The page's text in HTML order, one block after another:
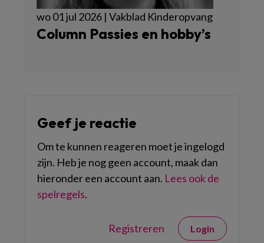
wo 01 jul 2026 | Vakblad Kinderopvang
Column Passies en hobby’s
Geef je reactie
Om te kunnen reageren moet je ingelogd
zijn. Heb je nog geen account, maak dan
hieronder een account aan. Lees ook de
spelregels.
Registreren Login